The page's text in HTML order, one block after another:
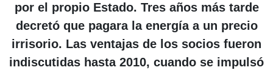
por el propio Estado. Tres años más tarde
decretó que pagara la energía a un precio
irrisorio. Las ventajas de los socios fueron
indiscutidas hasta 2010, cuando se impulsó